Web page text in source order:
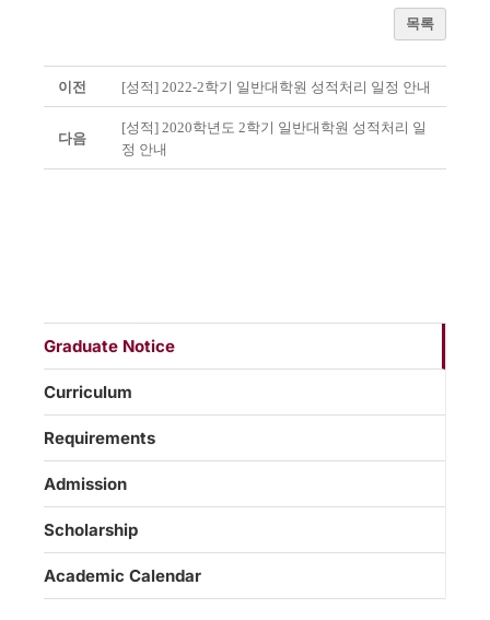
목록
이전 [성적] 2022-2학기 일반대학원 성적처리 일정 안내
다음
[성적] 2020학년도 2학기 일반대학원 성적처리 일
정 안내
Graduate Notice
Curriculum
Requirements
Admission
Scholarship
Academic Calendar